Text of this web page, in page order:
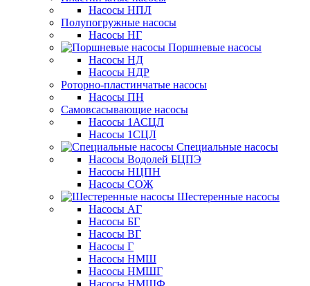
Насосы НПЛ
Полупогружные насосы
Насосы НГ
Поршневые насосы
Насосы НД
Насосы НДР
Роторно-пластинчатые насосы
Насосы ПН
Самовсасывающие насосы
Насосы 1АСЦЛ
Насосы 1СЦЛ
Специальные насосы
Насосы Водолей БЦПЭ
Насосы НЦПН
Насосы СОЖ
Шестеренные насосы
Насосы АГ
Насосы БГ
Насосы ВГ
Насосы Г
Насосы НМШ
Насосы НМШГ
Насосы НМШФ